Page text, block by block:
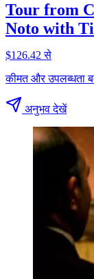
Tour from
Noto with
$126.42 से
कीमत और उपलब्धता
अनुभव देखें